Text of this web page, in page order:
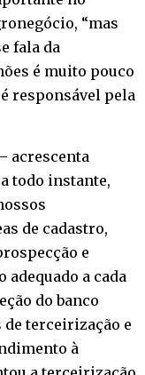
“mas
fala da
é muito pouco
responsável pela
acrescenta
todo instante,
de cadastro,
e
a cada
do banco
de terceirização e
à